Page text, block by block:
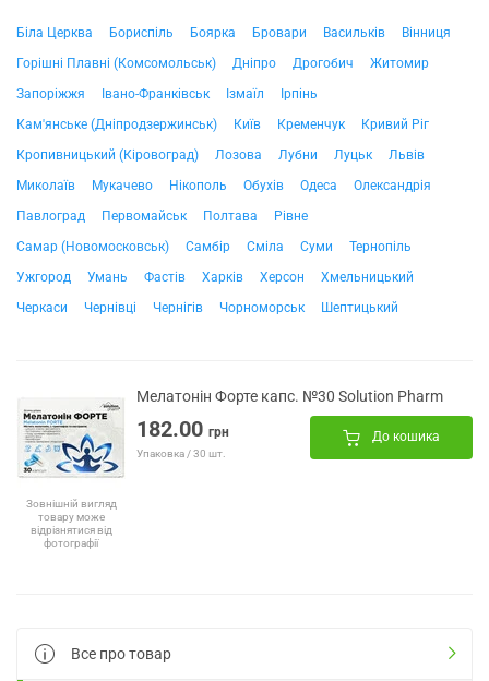
Біла Церква Бориспіль Боярка Бровари Васильків
Вінниця
Горішні Плавні (Комсомольськ)
Дніпро Дрогобич
Житомир
Запоріжжя
Івано-Франківськ Ізмаїл
Ірпінь
Кам'янське (Дніпродзержинськ)
Київ Кременчук
Кривий Ріг
Кропивницький (Кіровоград)
Лозова Лубни Луцьк
Львів
Миколаїв
Мукачево Нікополь Обухів Одеса
Олександрія
Павлоград
Первомайськ Полтава
Рівне
Самар (Новомосковськ)
Самбір Сміла Суми
Тернопіль
Ужгород
Умань Фастів Харків Херсон
Хмельницький
Черкаси
Чернівці Чернігів Чорноморськ Шептицький
Зовнішній вигляд
товару може
відрізнятися від
фотографії
Мелатонін Форте капс. №30 Solution Pharm
182.00 грн
Упаковка / 30 шт.
До кошика
Все про товар